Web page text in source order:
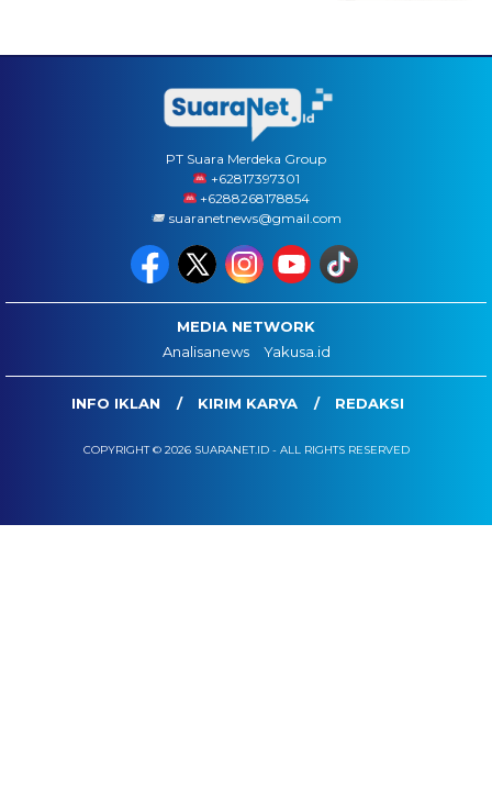
PT Suara Merdeka Group
‪+62817397301
+6288268178854
suaranetnews@gmail.com
MEDIA NETWORK
Analisanews
Yakusa.id
INFO IKLAN KIRIM KARYA REDAKSI
COPYRIGHT © 2026 SUARANET.ID - ALL RIGHTS RESERVED